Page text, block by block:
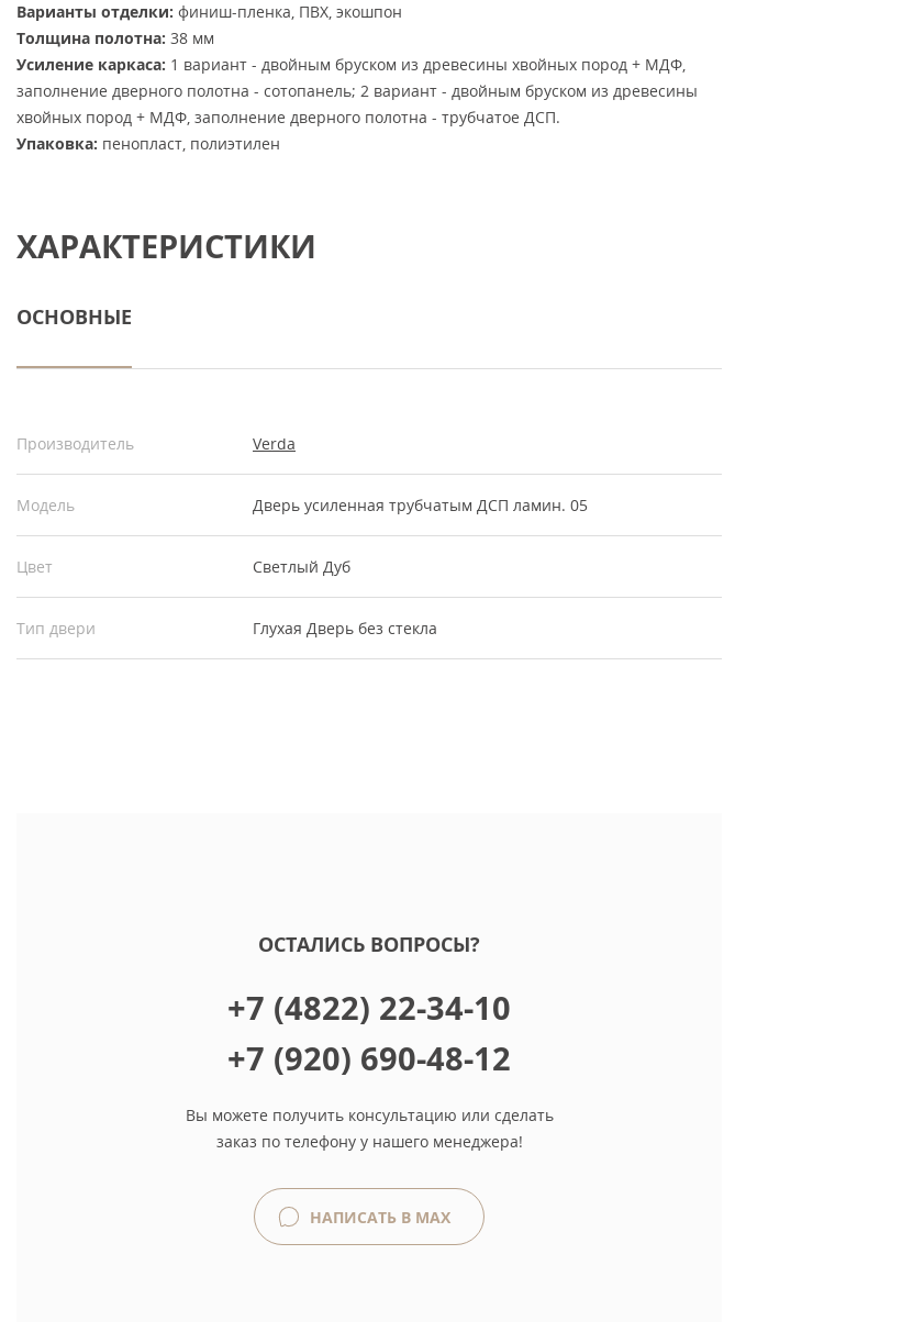
Варианты отделки: финиш-пленка, ПВХ, экошпон
Толщина полотна: 38 мм
Усиление каркаса: 1 вариант - двойным бруском из древесины хвойных пород + МДФ,
заполнение дверного полотна - сотопанель; 2 вариант - двойным бруском из древесины
хвойных пород + МДФ, заполнение дверного полотна - трубчатое ДСП.
Упаковка: пенопласт, полиэтилен
ХАРАКТЕРИСТИКИ
ОСНОВНЫЕ
Производитель Verda
Модель Дверь усиленная трубчатым ДСП ламин. 05
Цвет Светлый Дуб
Тип двери Глухая Дверь без стекла
ОСТАЛИСЬ ВОПРОСЫ?
+7 (4822) 22-34-10
+7 (920) 690-48-12
Вы можете получить консультацию или сделать
заказ по телефону у нашего менеджера!
НАПИСАТЬ В MAX